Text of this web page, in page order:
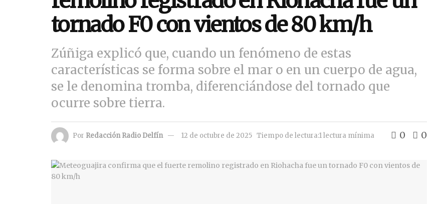
tornado F0 con vientos de 80 km/h
Zúñiga explicó que, cuando un fenómeno de estas
características se forma sobre el mar o en un cuerpo de agua,
se le denomina tromba, diferenciándose del tornado que
ocurre sobre tierra.
Por Redacción Radio Delfín 12 de octubre de 2025 Tiempo de lectura:1 lectura mínima 0 0